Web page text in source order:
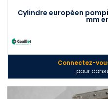
Cylindre européen
mm
Connectez-
pour